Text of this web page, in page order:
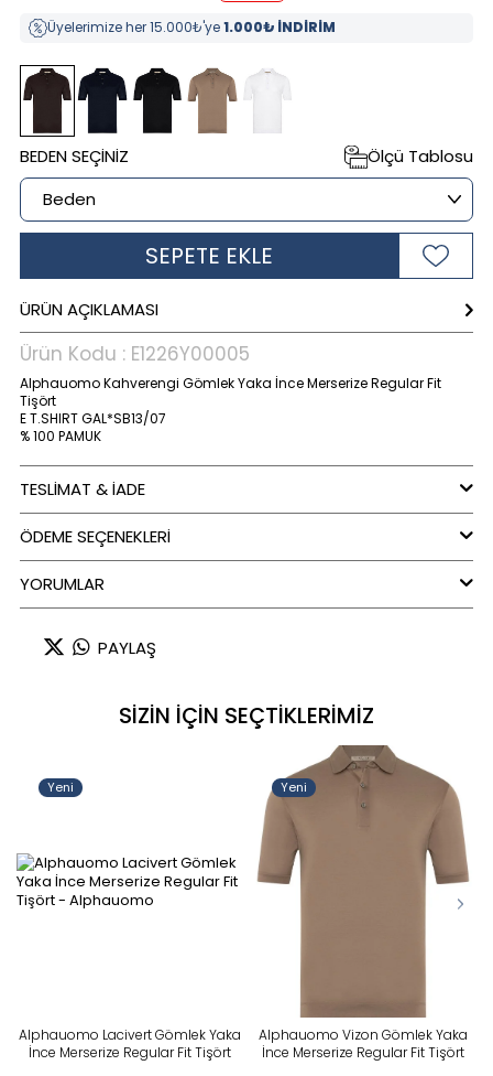
Üyelerimize her 15.000₺'ye1.000₺ İNDİRİM
BEDEN SEÇINIZ Ölçü Tablosu
SEPETE EKLE
ÜRÜN AÇIKLAMASI
Ürün Kodu : E1226Y00005
Alphauomo Kahverengi Gömlek Yaka İnce Merserize Regular Fit
Tişört
E T.SHIRT GAL*SB13/07
% 100 PAMUK
TESLİMAT & İADE
ÖDEME SEÇENEKLERI
YORUMLAR
PAYLAŞ
SİZİN İÇİN SEÇTİKLERİMİZ
Yeni
Alphauomo Lacivert Gömlek Yaka
İnce Merserize Regular Fit Tişört
Yeni
Alphauomo Vizon Gömlek Yaka
İnce Merserize Regular Fit Tişört